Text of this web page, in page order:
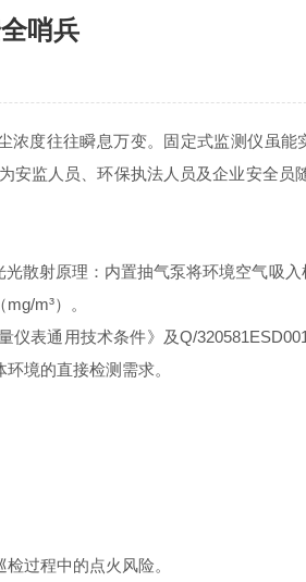
哨兵
度往往瞬息万变。固定式监测仪虽能
监人员、环保执法人员及企业安全员
散射原理：内置抽气泵将环境空气吸
m³）。
表通用技术条件》及Q/
境的直接检测需求。
过程中的点火风险。